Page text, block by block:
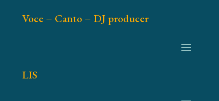
Voce – Canto – DJ producer
LIS